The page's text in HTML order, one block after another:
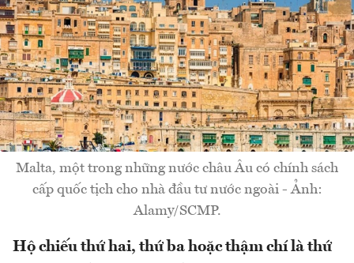
Malta, một trong những nước châu Âu có chính sách
cấp quốc tịch cho nhà đầu tư nước ngoài - Ảnh:
Alamy/SCMP.
Hộ chiếu thứ hai, thứ ba hoặc thậm chí là thứ